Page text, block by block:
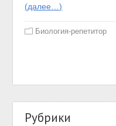
(далее…)
Биология-репетитор
Рубрики